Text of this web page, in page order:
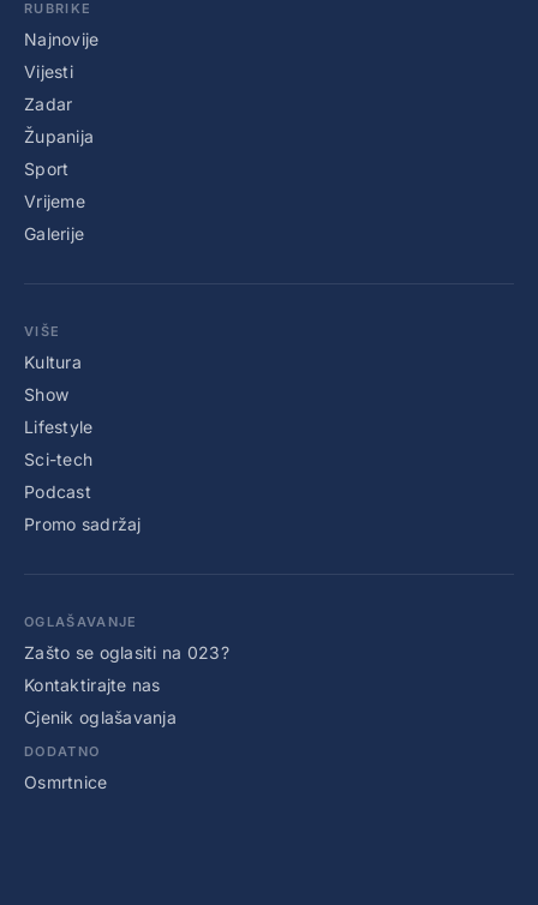
RUBRIKE
Najnovije
Vijesti
Zadar
Županija
Sport
Vrijeme
Galerije
VIŠE
Kultura
Show
Lifestyle
Sci-tech
Podcast
Promo sadržaj
OGLAŠAVANJE
Zašto se oglasiti na 023?
Kontaktirajte nas
Cjenik oglašavanja
DODATNO
Osmrtnice